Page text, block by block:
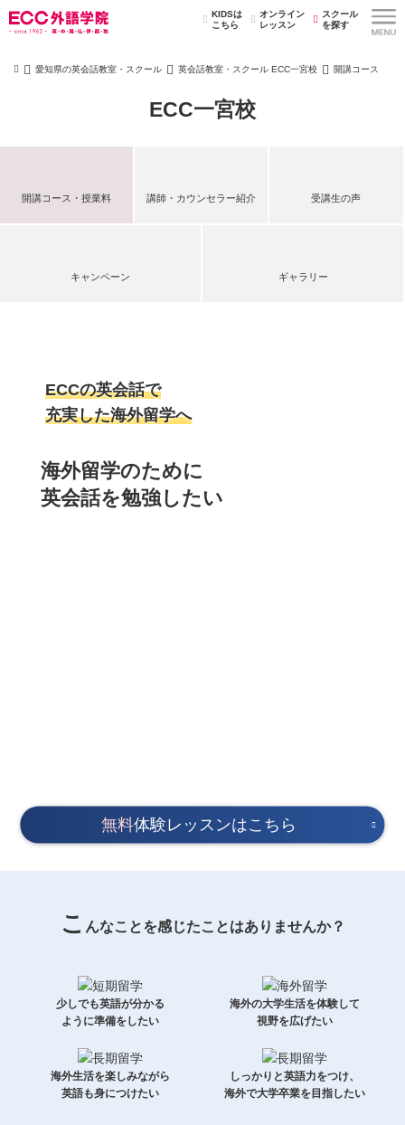
KIDSは
こちら
オンライン
レッスン
スクール
を探す
愛知県の英会話教室・スクール 英会話教室・スクール ECC一宮校 開講コース
ECC一宮校
開講コース・授業料 講師・カウンセラー紹介 受講生の声
キャンペーン ギャラリー
ECCの英会話で
充実した海外留学へ
海外留学のために
英会話を勉強したい
無料体験レッスンはこちら
こ んなことを感じたことはありませんか？
少しでも英語が分かる
ように準備をしたい
海外の大学生活を体験して
視野を広げたい
海外生活を楽しみながら
英語も身につけたい
しっかりと英語力をつけ、
海外で大学卒業を目指したい